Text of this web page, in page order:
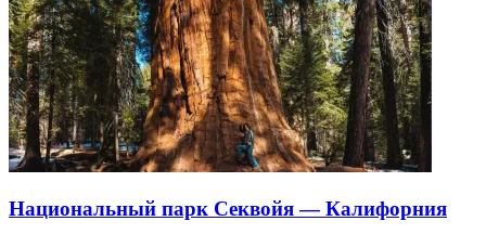
Национальный парк Секвойя — Калифорния